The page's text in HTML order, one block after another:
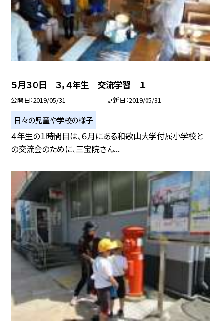
５月３０日 ３，４年生 交流学習 １
公開日 2019/05/31 更新日 2019/05/31
日々の児童や学校の様子
４年生の１時間目は、６月にある和歌山大学付属小学校と
の交流会のために、三宝院さん...